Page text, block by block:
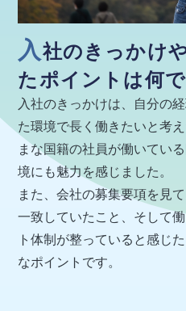
入社のきっかけ
たポイントは何
入社のきっかけは、自分の
た環境で長く働きたいと考
まな国籍の社員が働いてい
境にも魅力を感じました。
また、会社の募集要項を見
一致していたこと、そして
ト体制が整っていると感じ
なポイントです。